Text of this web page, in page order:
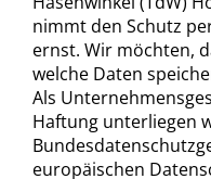
nimmt den Schutz
ernst. Wir möchten,
welche Daten
Als
Haftung unterliegen
europäischen